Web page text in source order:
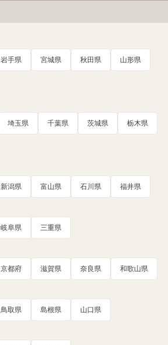
岩手県 宮城県 秋田県 山形県
埼玉県 千葉県 茨城県 栃木県
新潟県 富山県 石川県 福井県
岐阜県 三重県
京都府 滋賀県 奈良県 和歌山県
鳥取県 島根県 山口県